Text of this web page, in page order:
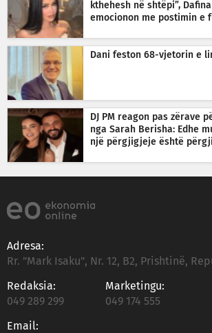
kthehesh në shtëpi”,
emocionon me postimin e
Dani feston 68-vjetorin e
DJ PM reagon pas zërave
nga Sarah Berisha: Edhe
një përgjigjeje është
Adresa:
Rr. "Mark Isaku", Nr. 12, B2, Prishtinë,
Redaksia:
049 289 299
Marketingu:
049 174 555
Email: